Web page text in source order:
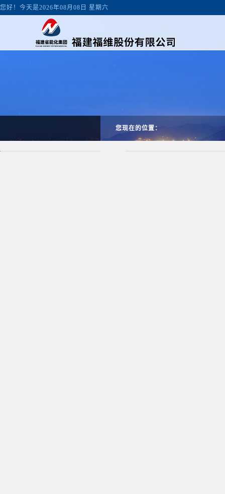
您好！今天是2026年08月08日 星期六
您现在的位置：